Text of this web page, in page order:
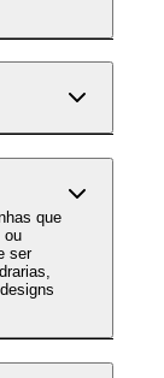
que
ou
ser